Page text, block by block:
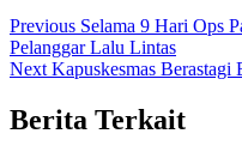
Previous Selama 9 Hari Ops
Pelanggar Lalu Lintas
Next Kapuskesmas
Berita Terkait